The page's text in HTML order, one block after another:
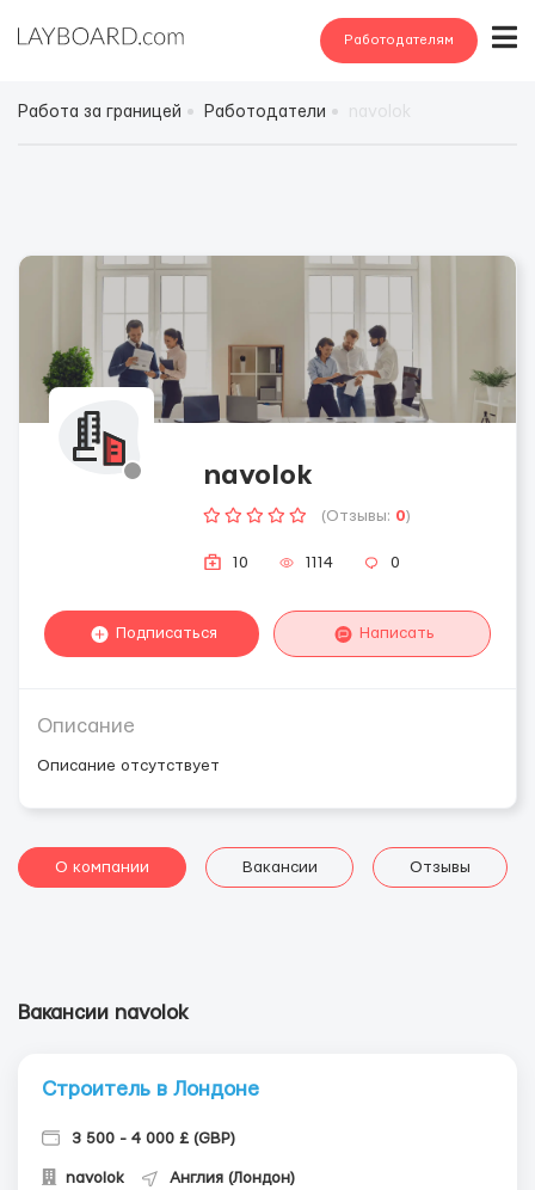
Работодателям
Работа за границей Работодатели
navolok
(Отзывы: 0)
10 1114 0
Подписаться Написать
Описание
Описание отсутствует
О компании Вакансии Отзывы
Вакансии navolok
Строитель в Лондоне
3 500 - 4 000 £ (GBP)
navolok Англия (Лондон)